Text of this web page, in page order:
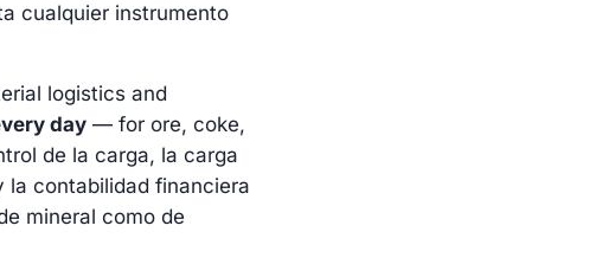
cualquier instrumento
logistics and
day — for ore, coke,
de la carga, la carga
la contabilidad financiera
mineral como de